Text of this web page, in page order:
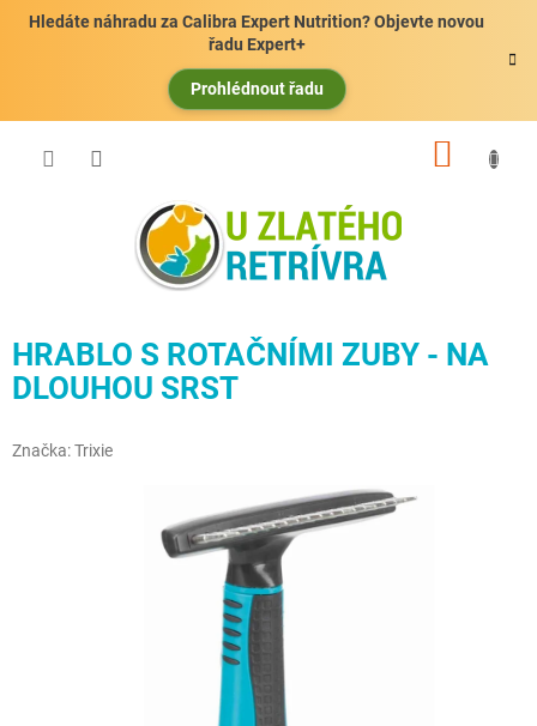
Hledáte náhradu za Calibra Expert Nutrition? Objevte novou
řadu Expert+
Prohlédnout řadu
HRABLO S ROTAČNÍMI ZUBY - NA
DLOUHOU SRST
Značka:Trixie